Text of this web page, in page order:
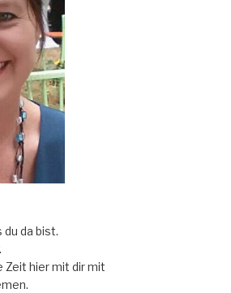
du da bist.
Zeit hier mit dir mit